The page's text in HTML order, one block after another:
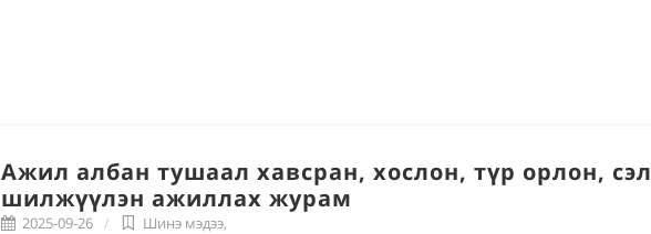
Ажил албан тушаал хавсран, хослон, түр орлон,
шилжүүлэн ажиллах журам
2025-09-26 Шинэ мэдээ,